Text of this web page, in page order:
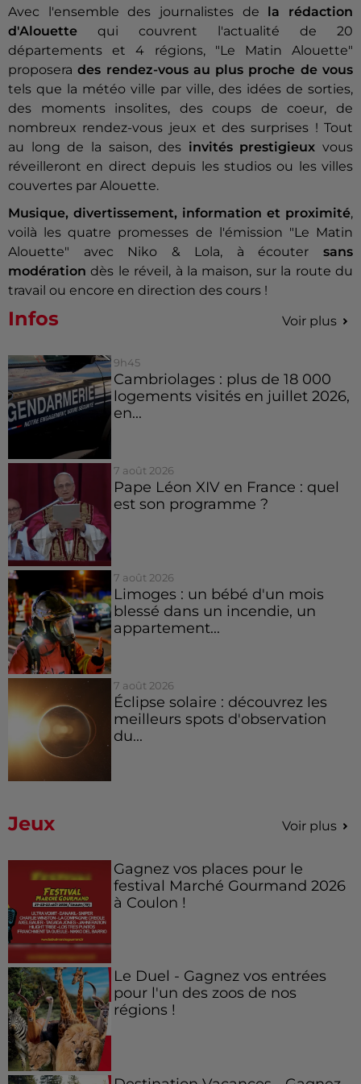
Avec l'ensemble des journalistes de
la rédaction
d'Alouette qui couvrent l'actualité de 20
départements et 4 régions, "Le Matin Alouette"
proposera des rendez-vous au plus proche de vous
tels que la météo ville par ville, des idées de sorties,
des moments insolites, des coups de coeur, de
nombreux rendez-vous jeux et des surprises ! Tout
au long de la saison, des invités prestigieux vous
réveilleront en direct depuis les studios ou les villes
couvertes par Alouette.
Musique, divertissement, information et proximité,
voilà les quatre promesses de l'émission "Le Matin
Alouette" avec Niko & Lola, à écouter sans
modérationdès le réveil, à la maison, sur la route du
travail ou encore en direction des cours !
Infos Voir plus
9h45
Cambriolages : plus de 18 000
logements visités en juillet 2026,
en...
7 août 2026
Pape Léon XIV en France : quel
est son programme ?
7 août 2026
Limoges : un bébé d'un mois
blessé dans un incendie, un
appartement...
7 août 2026
Éclipse solaire : découvrez les
meilleurs spots d'observation
du...
Jeux Voir plus
Gagnez vos places pour le
festival Marché Gourmand 2026
à Coulon !
Le Duel - Gagnez vos entrées
pour l'un des zoos de nos
régions !